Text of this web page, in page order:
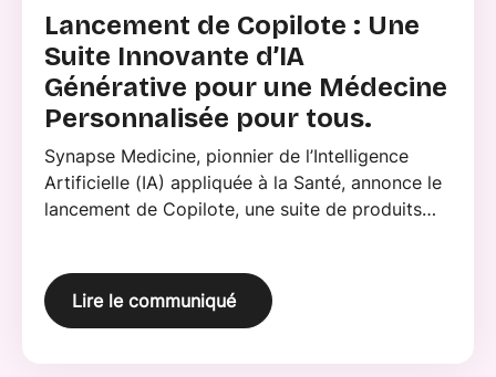
Lancement de Copilote : Une
Suite Innovante d’IA
Générative pour une Médecine
Personnalisée pour tous.
Synapse Medicine, pionnier de l’Intelligence
Artificielle (IA) appliquée à la Santé, annonce le
lancement de Copilote, une suite de produits
Lire le communiqué